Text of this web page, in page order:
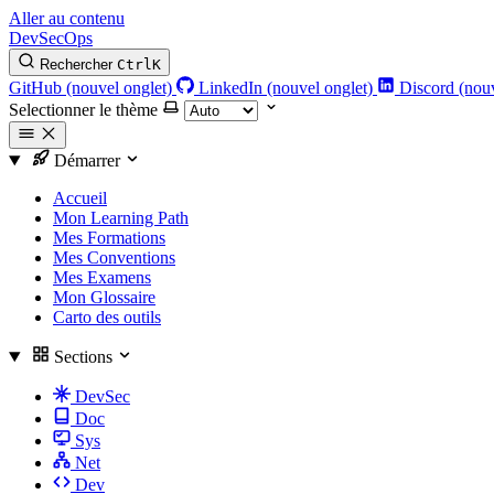
Aller au contenu
DevSecOps
Rechercher CtrlK
GitHub (nouvel onglet) LinkedIn (nouvel onglet) Discord
Selectionner le thème
Démarrer
Accueil
Mon Learning Path
Mes Formations
Mes Conventions
Mes Examens
Mon Glossaire
Carto des outils
Sections
DevSec
Doc
Sys
Net
Dev